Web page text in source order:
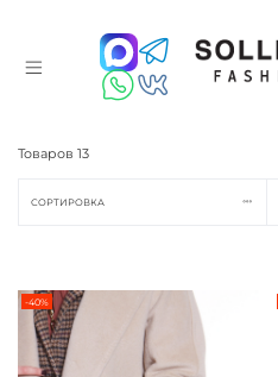
Товаров 13
СОРТИРОВКА
-40%